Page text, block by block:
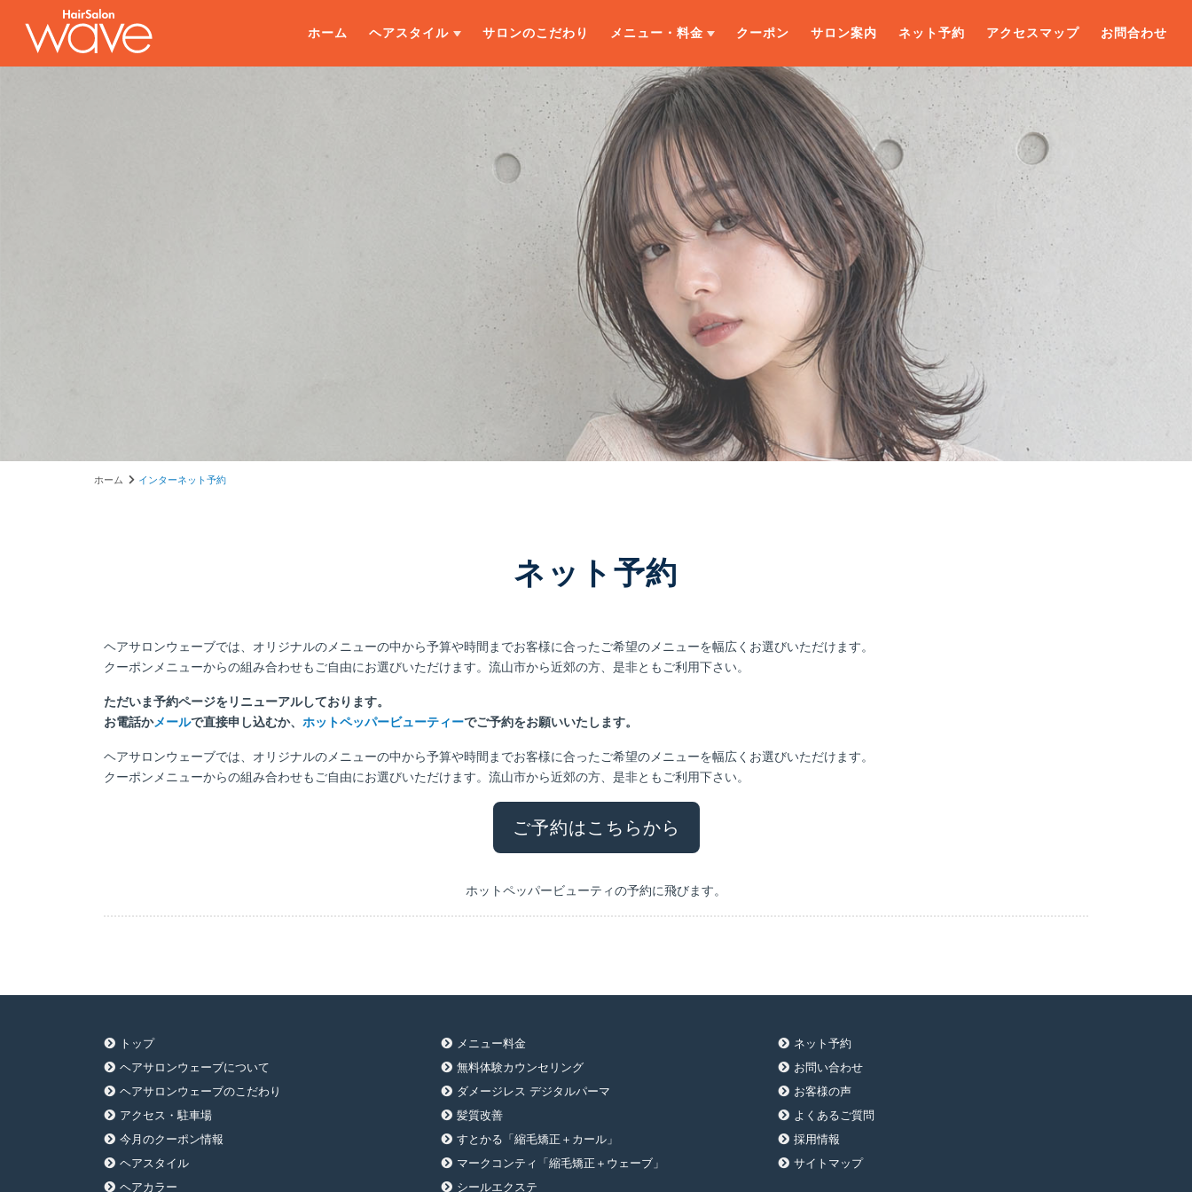
ホーム ヘアスタイル サロンのこだわり メニュー・料金 クーポン サロン案内 ネット予約 アクセスマップ お問合わせ
ホーム インターネット予約
ネット予約
ヘアサロンウェーブでは、オリジナルのメニューの中から予算や時間までお客様に合ったご希望のメニューを幅広くお選びいただけます。
クーポンメニューからの組み合わせもご自由にお選びいただけます。流山市から近郊の方、是非ともご利用下さい。
ただいま予約ページをリニューアルしております。
お電話かメールで直接申し込むか、 ホットペッパービューティーでご予約をお願いいたします。
ヘアサロンウェーブでは、オリジナルのメニューの中から予算や時間までお客様に合ったご希望のメニューを幅広くお選びいただけます。
クーポンメニューからの組み合わせもご自由にお選びいただけます。流山市から近郊の方、是非ともご利用下さい。
ご予約はこちらから
ホットペッパービューティの予約に飛びます。
トップ
ヘアサロンウェーブについて
ヘアサロンウェーブのこだわり
アクセス・駐車場
今月のクーポン情報
ヘアスタイル
ヘアカラー
メニュー料金
無料体験カウンセリング
ダメージレス デジタルパーマ
髪質改善
すとかる「縮毛矯正＋カール」
マークコンティ「縮毛矯正＋ウェーブ」
シールエクステ
ネット予約
お問い合わせ
お客様の声
よくあるご質問
採用情報
サイトマップ